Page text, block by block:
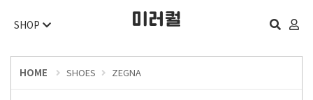
SHOP
HOME SHOES ZEGNA